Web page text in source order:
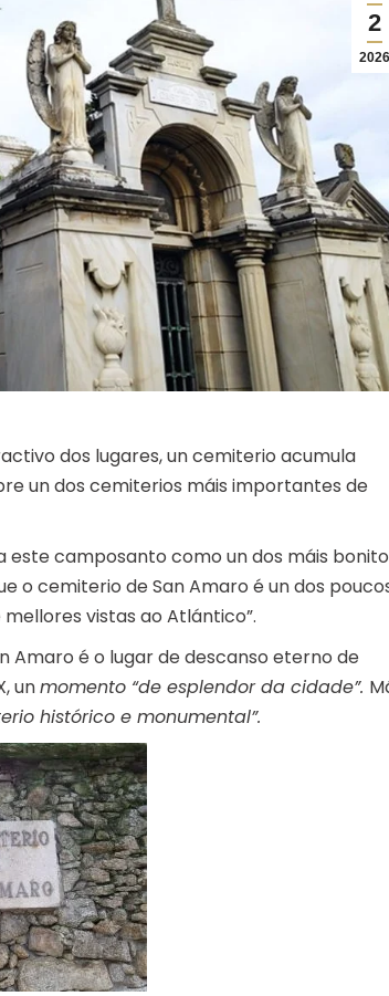
2
2026
dos lugares, un cemiterio acumula
un dos cemiterios máis importantes de
este camposanto como un dos máis
o cemiterio de San Amaro é un dos
vistas ao Atlántico”.
Amaro é o lugar de descanso eterno de
unmomento “de esplendor da cidade”.
histórico e monumental”.